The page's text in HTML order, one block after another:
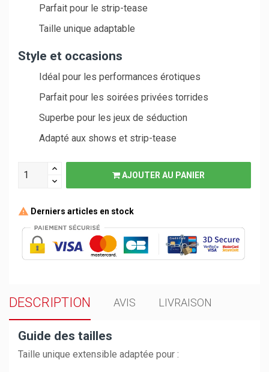
Parfait pour le strip-tease
Taille unique adaptable
Style et occasions
Idéal pour les performances érotiques
Parfait pour les soirées privées torrides
Superbe pour les jeux de séduction
Adapté aux shows et strip-tease
AJOUTER AU PANIER
Derniers articles en stock
DESCRIPTION AVIS LIVRAISON
Guide des tailles
Taille unique extensible adaptée pour :